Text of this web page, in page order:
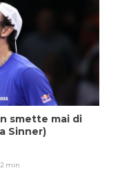
smette mai di
Sinner)
2 min